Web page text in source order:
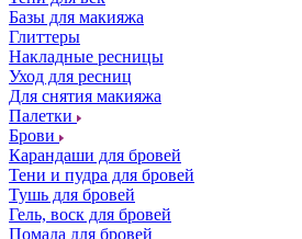
Базы для макияжа
Глиттеры
Накладные ресницы
Уход для ресниц
Для снятия макияжа
Палетки
Брови
Карандаши для бровей
Тени и пудра для бровей
Тушь для бровей
Гель, воск для бровей
Помада для бровей